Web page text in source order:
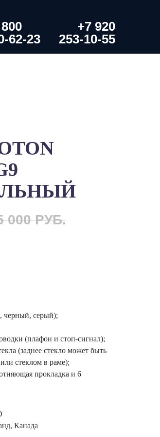
62-23
+7 920
253-10-55
000 РУБ.
черный, серый);
(плафон и стоп-сигнал);
(заднее стекло может быть
стеклом в раме);
прокладка и 6
Канада